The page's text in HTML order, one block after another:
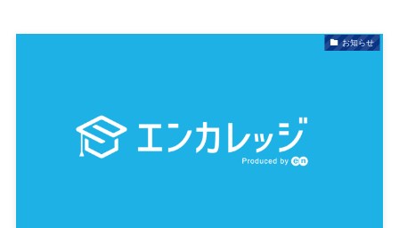
お知らせ